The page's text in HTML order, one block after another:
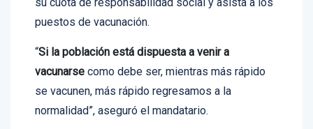
puestos de vacunación.
vacunarsecomo debe ser, mientras más rápido
se vacunen, más rápido regresamos a la
normalidad”, aseguró el mandatario.